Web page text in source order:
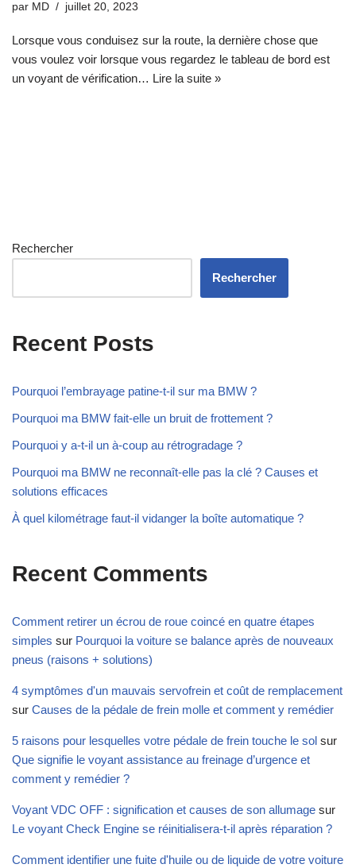
par MD juillet 20, 2023
Lorsque vous conduisez sur la route, la dernière chose que
vous voulez voir lorsque vous regardez le tableau de bord est
un voyant de vérification… Lire la suite »
Rechercher
Rechercher
Recent Posts
Pourquoi l’embrayage patine-t-il sur ma BMW ?
Pourquoi ma BMW fait-elle un bruit de frottement ?
Pourquoi y a-t-il un à-coup au rétrogradage ?
Pourquoi ma BMW ne reconnaît-elle pas la clé ? Causes et
solutions efficaces
À quel kilométrage faut-il vidanger la boîte automatique ?
Recent Comments
Comment retirer un écrou de roue coincé en quatre étapes
simples sur Pourquoi la voiture se balance après de nouveaux
pneus (raisons + solutions)
4 symptômes d'un mauvais servofrein et coût de remplacement
sur Causes de la pédale de frein molle et comment y remédier
5 raisons pour lesquelles votre pédale de frein touche le sol sur
Que signifie le voyant assistance au freinage d’urgence et
comment y remédier ?
Voyant VDC OFF : signification et causes de son allumage sur
Le voyant Check Engine se réinitialisera-t-il après réparation ?
Comment identifier une fuite d'huile ou de liquide de votre voiture